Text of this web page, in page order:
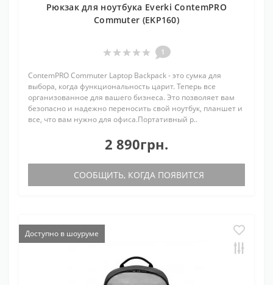
Рюкзак для ноутбука Everki ContemPRO
Commuter (EKP160)
1
ContemPRO Commuter Laptop Backpack - это сумка для
выбора, когда функциональность царит. Теперь все
организованное для вашего бизнеса. Это позволяет вам
безопасно и надежно переносить свой ноутбук, планшет и
все, что вам нужно для офиса.Портативный р..
2 890грн.
СООБЩИТЬ, КОГДА ПОЯВИТСЯ
Доступно в шоуруме